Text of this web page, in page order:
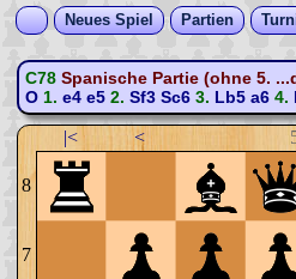
Neues Spiel Partien
C78 Spanische Partie (ohne 5.
O1. e4 e52. Sf3 Sc63. Lb5 a64.
|< <
8
7